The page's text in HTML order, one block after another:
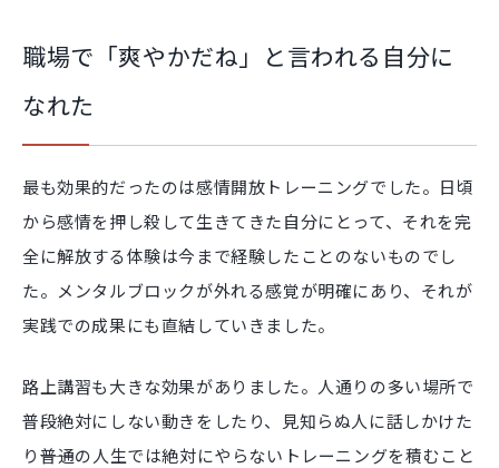
職場で「爽やかだね」と言われる自分に
なれた
最も効果的だったのは感情開放トレーニングでした。日頃
から感情を押し殺して生きてきた自分にとって、それを完
全に解放する体験は今まで経験したことのないものでし
た。メンタルブロックが外れる感覚が明確にあり、それが
実践での成果にも直結していきました。
路上講習も大きな効果がありました。人通りの多い場所で
普段絶対にしない動きをしたり、見知らぬ人に話しかけた
り――普通の人生では絶対にやらないトレーニングを積むこと